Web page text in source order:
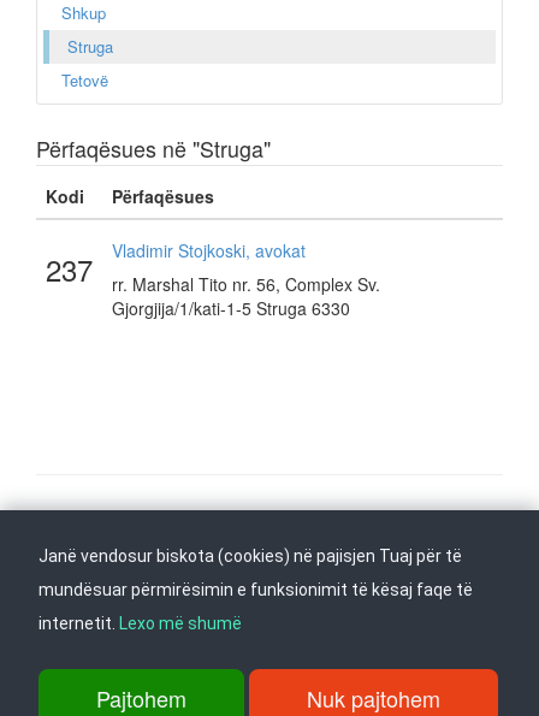
Shkup
Struga
Tetovë
Përfaqësues në "Struga"
Kodi Përfaqësues
237
Vladimir Stojkoski, avokat
rr. Marshal Tito nr. 56, Complex Sv.
Gjorgjija/1/kati-1-5 Struga 6330
Kthehu në fillim Na ndiqni në
rr. Dame Gruev 14, Garazha në kate Beko, kati i 1-rë, 1000 Shkup, Tel:
+389 2 3103 601 (641), Faks: +389 2 3137 149 |info@ippo.gov.mk
Janë vendosur biskota (cookies) në pajisjen Tuaj për të
mundësuar përmirësimin e funksionimit të kësaj faqe të
internetit. Lexo më shumë
Pajtohem Nuk pajtohem